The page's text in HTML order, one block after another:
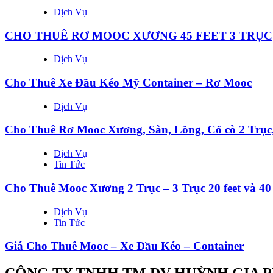
Dịch Vụ
CHO THUÊ RƠ MOOC XƯƠNG 45 FEET 3 TRỤC
Dịch Vụ
Cho Thuê Xe Đầu Kéo Mỹ Container – Rơ Mooc
Dịch Vụ
Cho Thuê Rơ Mooc Xương, Sàn, Lồng, Cổ cò 2
Dịch Vụ
Tin Tức
Cho Thuê Mooc Xương 2 Trục – 3 Trục 20 feet và 40
Dịch Vụ
Tin Tức
Giá Cho Thuê Mooc – Xe Đầu Kéo – Container